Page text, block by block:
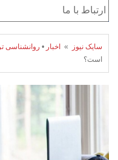
سایک نیوز » اخبار • روانشناسی
است؟